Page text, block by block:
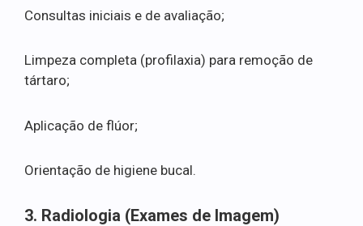
Consultas iniciais e de avaliação;
Limpeza completa (profilaxia) para remoção de
tártaro;
Aplicação de flúor;
Orientação de higiene bucal.
3. Radiologia (Exames de Imagem)